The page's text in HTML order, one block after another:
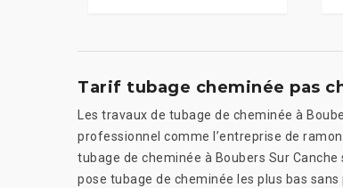
Tarif tubage cheminée pas
Les travaux de tubage de cheminée à
professionnel comme l’entreprise de
tubage de cheminée à Boubers Sur
pose tubage de cheminée les plus bas